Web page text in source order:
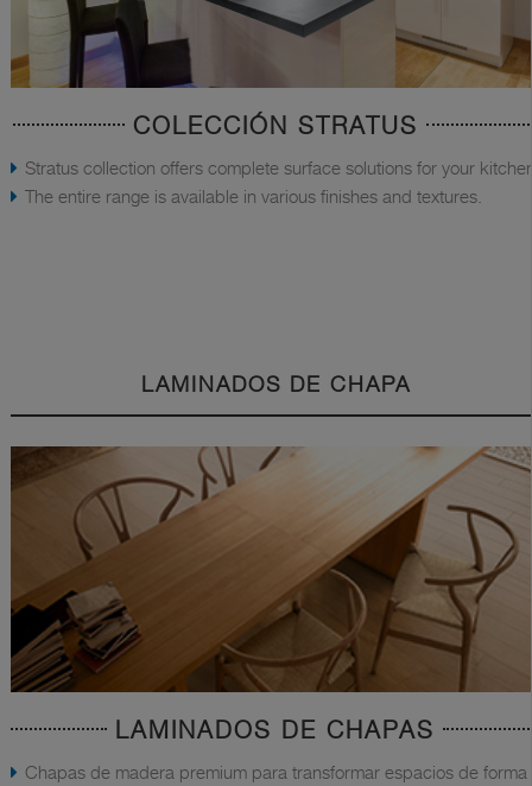
COLECCIÓN STRATUS
Stratus collection offers complete surface solutions for your
The entire range is available in various finishes and textures.
LAMINADOS DE CHAPA
LAMINADOS DE CHAPAS
Chapas de madera premium para transformar espacios de forma